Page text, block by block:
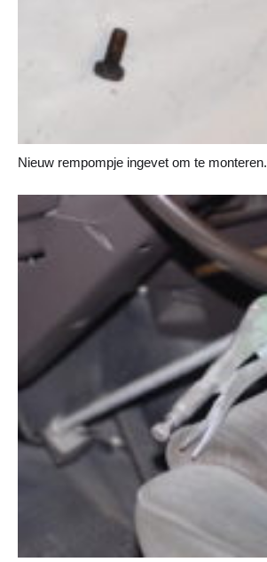
Nieuw rempompje ingevet om te monteren.